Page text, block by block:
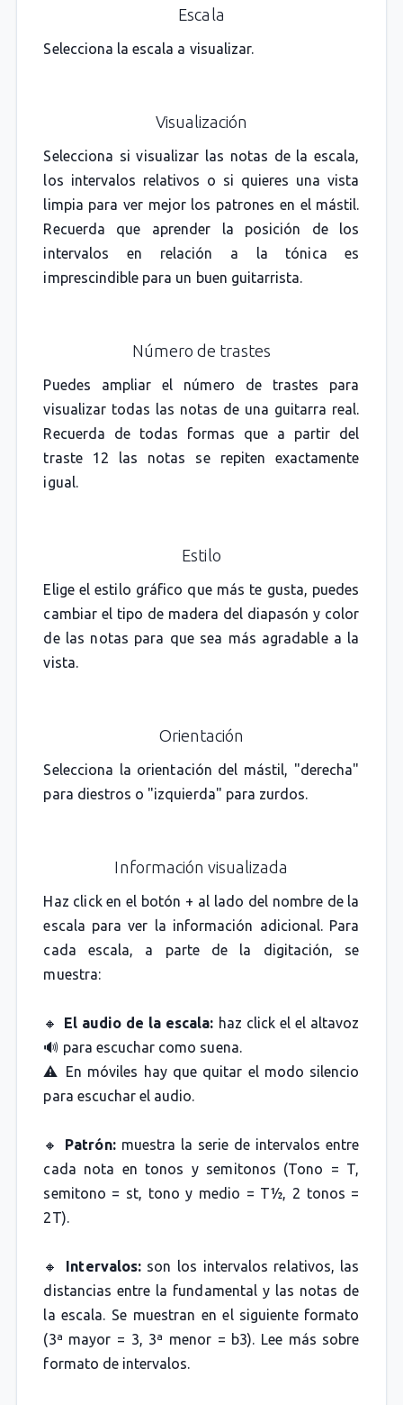
Escala
Selecciona la escala a visualizar.
Visualización
Selecciona si visualizar las notas de la escala,
los intervalos relativos o si quieres una vista
limpia para ver mejor los patrones en el mástil.
Recuerda que aprender la posición de los
intervalos en relación a la tónica es
imprescindible para un buen guitarrista.
Número de trastes
Puedes ampliar el número de trastes para
visualizar todas las notas de una guitarra real.
Recuerda de todas formas que a partir del
traste 12 las notas se repiten exactamente
igual.
Estilo
Elige el estilo gráfico que más te gusta, puedes
cambiar el tipo de madera del diapasón y color
de las notas para que sea más agradable a la
vista.
Orientación
Selecciona la orientación del mástil, "derecha"
para diestros o "izquierda" para zurdos.
Información visualizada
Haz click en el botón + al lado del nombre de la
escala para ver la información adicional. Para
cada escala, a parte de la digitación, se
muestra:
🔸 El audio de la escala: haz click el el altavoz
🔊 para escuchar como suena.
⚠️ En móviles hay que quitar el modo silencio
para escuchar el audio.
🔸 Patrón:muestra la serie de intervalos entre
cada nota en tonos y semitonos (Tono = T,
semitono = st, tono y medio = T½, 2 tonos =
2T).
🔸 Intervalos:son los intervalos relativos, las
distancias entre la fundamental y las notas de
la escala. Se muestran en el siguiente formato
(3ª mayor = 3, 3ª menor = b3). Lee más sobre
formato de intervalos.